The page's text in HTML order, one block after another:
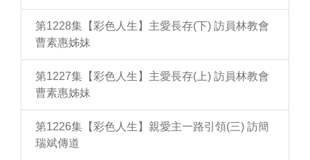
第1228集【彩色人生】主愛長存(下) 訪員林教會
曹素惠姊妹
第1227集【彩色人生】主愛長存(上) 訪員林教會
曹素惠姊妹
第1226集【彩色人生】親愛主一路引領(三) 訪簡
瑞斌傳道